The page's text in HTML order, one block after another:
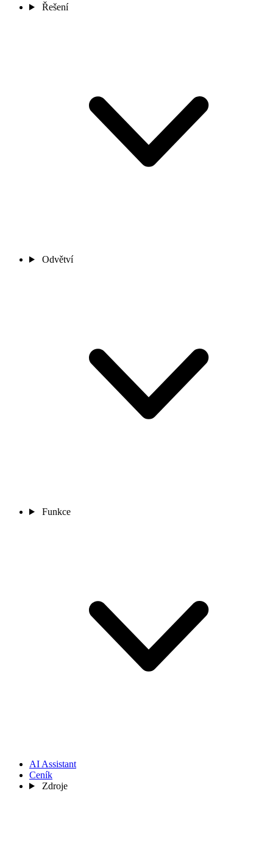
Řešení
Odvětví
Funkce
AI Assistant
Ceník
Zdroje